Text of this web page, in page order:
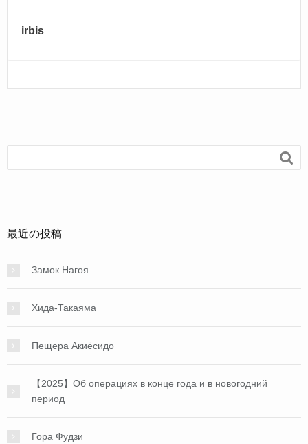
irbis

最近の投稿
Замок Нагоя
Хида-Такаяма
Пещера Акиёсидо
【2025】Об операциях в конце года и в новогодний
период
Гора Фудзи